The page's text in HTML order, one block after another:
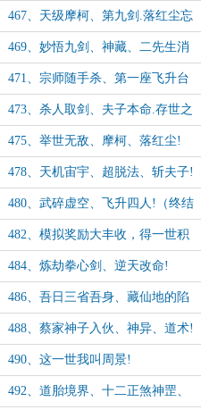
子处乱世!（4.5k，求求月票!）
467、天级摩柯、第九剑.落红尘忘
前身!
469、妙悟九剑、神藏、二先生消
散!
471、宗师随手杀、第一座飞升台
现!
473、杀人取剑、夫子本命.存世之
基（求追读！）
475、举世无敌、摩柯、落红尘!
478、天机宙宇、超脱法、斩夫子!
480、武碎虚空、飞升四人!（终结
篇中）
482、模拟奖励大丰收，得一世积
累!（5.2k求追读!）
484、炼劫拳心剑、逆天改命!
486、吾日三省吾身、藏仙地的陷
阱!
488、蔡家神子入伙、神异、道术!
490、这一世我叫周景!
492、道胎境界、十二正煞神罡、